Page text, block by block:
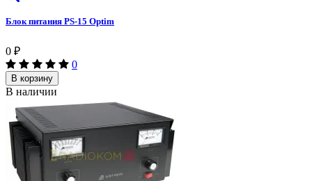
Блок питания PS-15 Optim
0 ₽
0
В корзину
В наличии